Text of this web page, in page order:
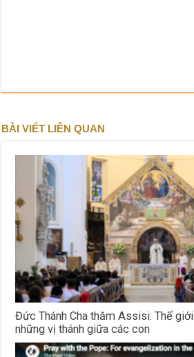
BÀI VIẾT LIÊN QUAN
Đức Thánh Cha thăm Assisi: Thế
những vị thánh giữa các con